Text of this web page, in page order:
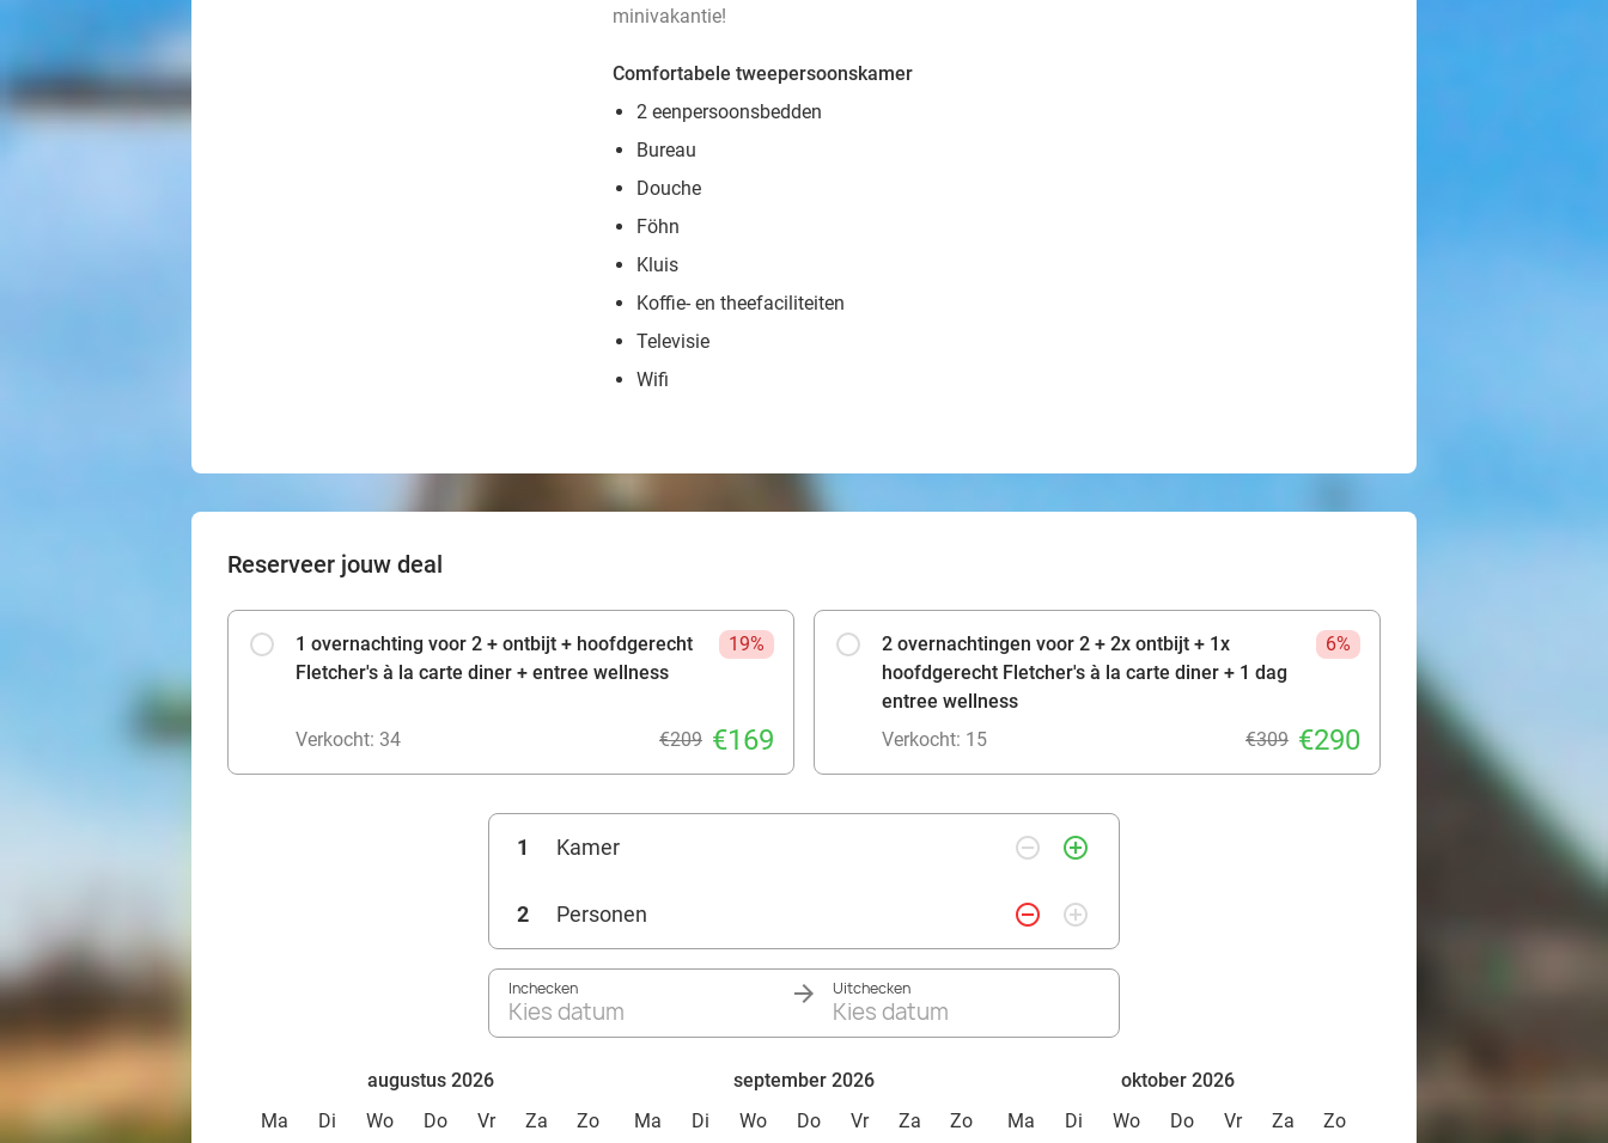
minivakantie!
Comfortabele tweepersoonskamer
2 eenpersoonsbedden
Bureau
Douche
Föhn
Kluis
Koffie- en theefaciliteiten
Televisie
Wifi
Reserveer jouw deal
1 overnachting voor 2 + ontbijt + hoofdgerecht
Fletcher's à la carte diner + entree wellness
19%
Verkocht: 34 €209 €169
2 overnachtingen voor 2 + 2x ontbijt + 1x
hoofdgerecht Fletcher's à la carte diner + 1 dag
entree wellness
6%
Verkocht: 15 €309 €290
1 Kamer remove_circle_outline add_circle_outline
2 Personen remove_circle_outline add_circle_outline
Inchecken
Kies datum
Uitchecken
Kies datum
augustus 2026
Ma
Di Wo Do Vr Za Zo
september 2026
Ma
Di Wo Do Vr Za Zo
oktober 2026
Ma
Di Wo Do Vr Za Zo